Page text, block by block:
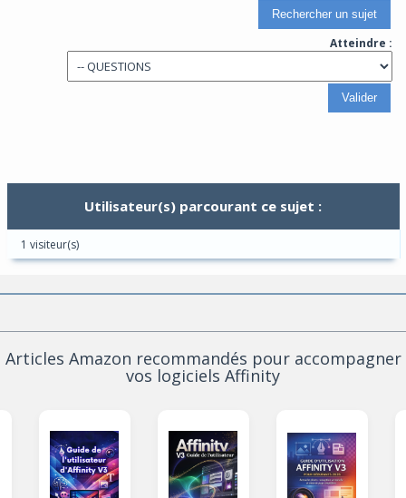
Atteindre :
Utilisateur(s) parcourant ce sujet :
1 visiteur(s)
Articles Amazon recommandés pour accompagner
vos logiciels Affinity